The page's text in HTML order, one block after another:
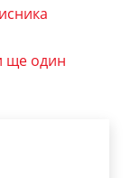
ще один